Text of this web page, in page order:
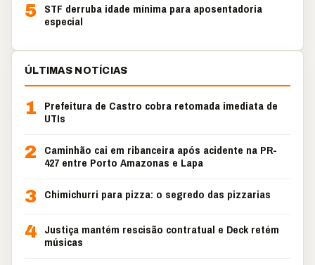
5 STF derruba idade mínima para aposentadoria
especial
ÚLTIMAS NOTÍCIAS
1
Prefeitura de Castro cobra retomada imediata de
UTIs
2
Caminhão cai em ribanceira após acidente na PR-
427 entre Porto Amazonas e Lapa
3 Chimichurri para pizza: o segredo das pizzarias
4 Justiça mantém rescisão contratual e Deck retém
músicas